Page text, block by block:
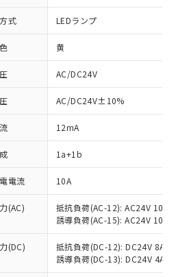
式 LEDランプ
黄
AC/DC24V
AC/DC24V±10%
12mA
1a+1b
電流 10A
(AC)
抵抗負荷(AC-12): AC24V 10A/
誘導負荷(AC-15): AC24V
(DC)
抵抗負荷(DC-12): DC24V 8A/
誘導負荷(DC-13): DC24V 4A/
RoHS指令（10物質）の
製品が提供可能な商品で
指令（10物質）の非含
に切り替える予定のある